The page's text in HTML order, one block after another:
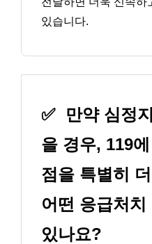
있습니다.
✅
만약 심정
을 경우, 119
점을 특별히
어떤 응급처
있나요?